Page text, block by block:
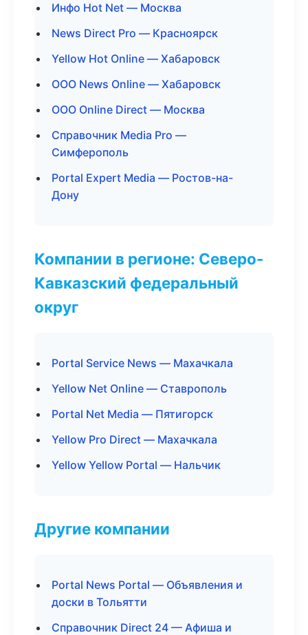
Инфо Hot Net — Москва
News Direct Pro — Красноярск
Yellow Hot Online — Хабаровск
ООО News Online — Хабаровск
ООО Online Direct — Москва
Справочник Media Pro —
Симферополь
Portal Expert Media — Ростов-на-
Дону
Компании в регионе: Северо-
Кавказский федеральный
округ
Portal Service News — Махачкала
Yellow Net Online — Ставрополь
Portal Net Media — Пятигорск
Yellow Pro Direct — Махачкала
Yellow Yellow Portal — Нальчик
Другие компании
Portal News Portal — Объявления и
доски в Тольятти
Справочник Direct 24 — Афиша и